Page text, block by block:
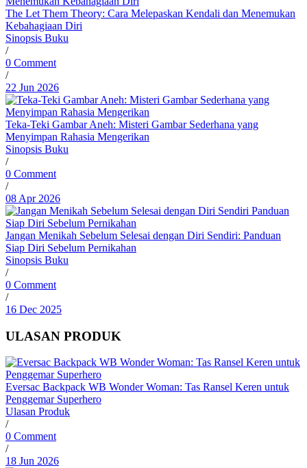
The Let Them Theory: Cara Melepaskan Kendali dan Menemukan
Kebahagiaan Diri
Sinopsis Buku
/
0 Comment
/
22 Jun 2026
Teka-Teki Gambar Aneh: Misteri Gambar Sederhana yang
Menyimpan Rahasia Mengerikan
Sinopsis Buku
/
0 Comment
/
08 Apr 2026
Jangan Menikah Sebelum Selesai dengan Diri Sendiri: Panduan
Siap Diri Sebelum Pernikahan
Sinopsis Buku
/
0 Comment
/
16 Dec 2025
ULASAN PRODUK
Eversac Backpack WB Wonder Woman: Tas Ransel Keren untuk
Penggemar Superhero
Ulasan Produk
/
0 Comment
/
18 Jun 2026